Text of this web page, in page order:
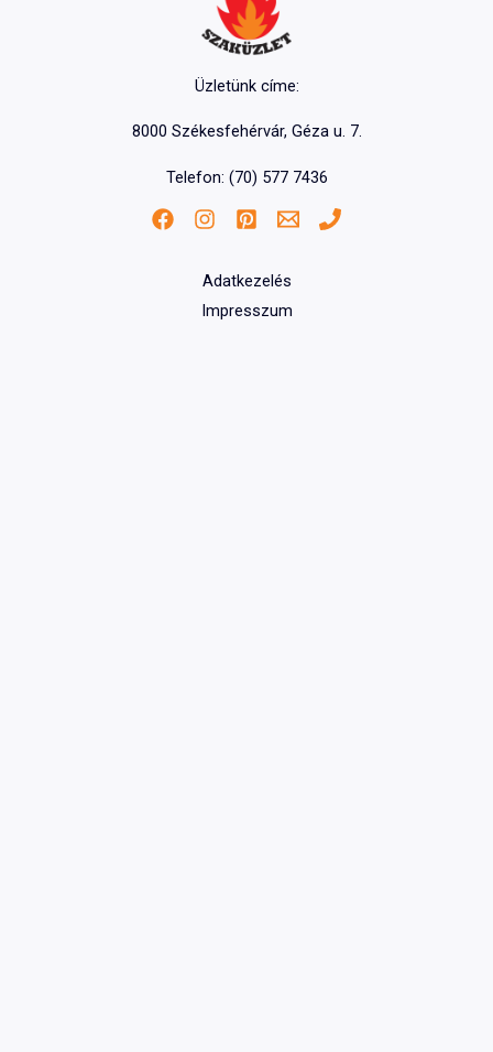
Üzletünk címe:
8000 Székesfehérvár, Géza u. 7.
Telefon: (70) 577 7436
Adatkezelés
Impresszum